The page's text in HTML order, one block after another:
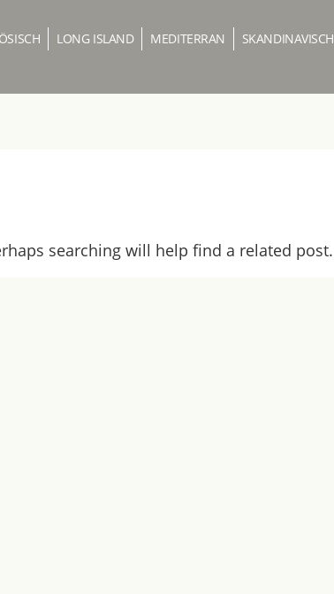
LONG ISLAND MEDITERRAN SKANDINAVISCH
searching will help find a related post.